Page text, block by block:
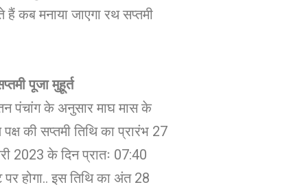
हैं कब मनाया जाएगा रथ सप्तमी
पूजा मुहूर्त
पंचांग के अनुसार माघ मास के
की सप्तमी तिथि का प्रारंभ 27
2023 के दिन प्रातः 07:40
पर होगा.. इस तिथि का अंत 28